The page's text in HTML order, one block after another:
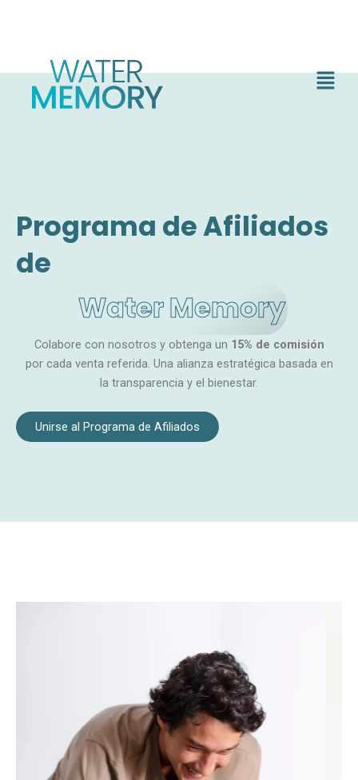
Menú
Programa de Afiliados
de
Water Memory
Colabore con nosotros y obtenga un 15% de comisión
por cada venta referida. Una alianza estratégica basada en
la transparencia y el bienestar.
Unirse al Programa de Afiliados